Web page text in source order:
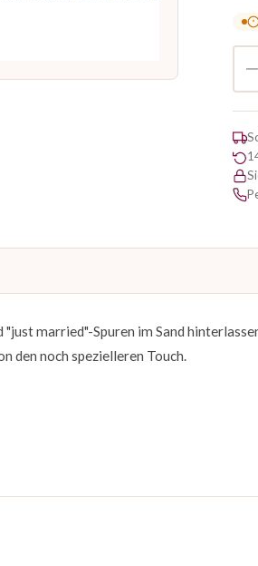
"just married"-Spuren im Sand
den noch spezielleren Touch.